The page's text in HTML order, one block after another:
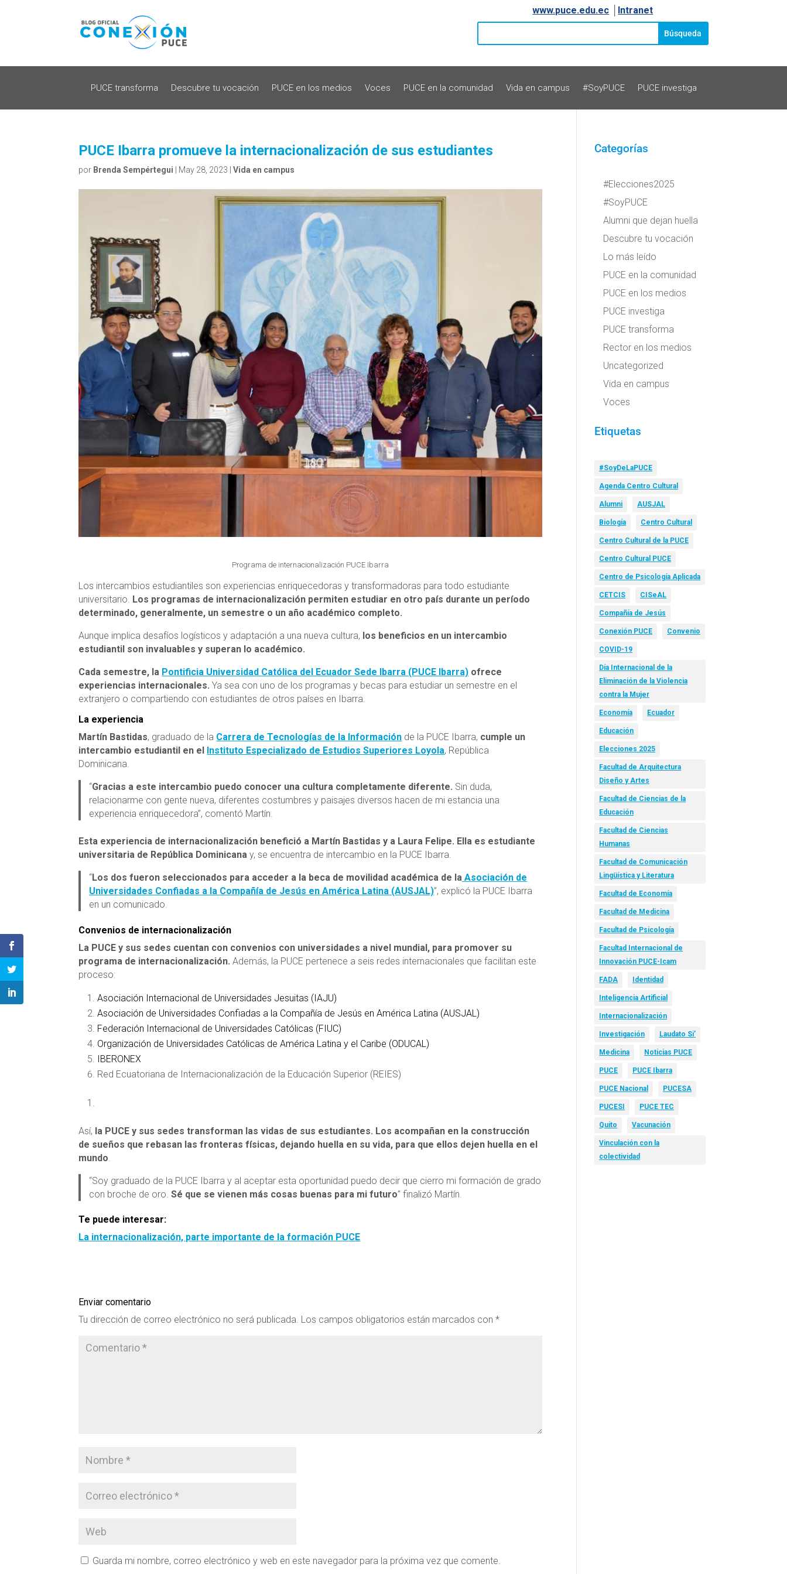
www.puce.edu.ec Intranet
PUCE transforma Descubre tu vocación PUCE en los medios Voces PUCE en la comunidad Vida en campus #SoyPUCE PUCE investiga
PUCE Ibarra promueve la internacionalización de sus estudiantes
por Brenda Sempértegui May 28, 2023 |Vida en campus
Programa de internacionalización PUCE Ibarra
Los intercambios estudiantiles son experiencias enriquecedoras y transformadoras para todo estudiante
universitario. Los programas de internacionalización permiten estudiar en otro país durante un período
determinado, generalmente, un semestre o un año académico completo.
Aunque implica desafíos logísticos y adaptación a una nueva cultura, los beneficios en un intercambio
estudiantil son invaluables y superan lo académico.
Cada semestre, la Pontificia Universidad Católica del Ecuador Sede Ibarra (PUCE Ibarra) ofrece
experiencias internacionales.Ya sea con uno de los programas y becas para estudiar un semestre en el
extranjero o compartiendo con estudiantes de otros países en Ibarra.
La experiencia
Martín Bastidas, graduado de la Carrera de Tecnologías de la Información de la PUCE Ibarra, cumple un
intercambio estudiantil en el Instituto Especializado de Estudios Superiores Loyola, República
Dominicana.
“Gracias a este intercambio puedo conocer una cultura completamente diferente. Sin duda,
relacionarme con gente nueva, diferentes costumbres y paisajes diversos hacen de mi estancia una
experiencia enriquecedora”, comentó Martín.
Esta experiencia de internacionalización benefició a Martín Bastidas y a Laura Felipe. Ella es estudiante
universitaria de República Dominicana y, se encuentra de intercambio en la PUCE Ibarra.
“Los dos fueron seleccionados para acceder a la beca de movilidad académica de laAsociación de
Universidades Confiadas a la Compañía de Jesús en América Latina (AUSJAL)”, explicó la PUCE Ibarra
en un comunicado.
Convenios de internacionalización
La PUCE y sus sedes cuentan con convenios con universidades a nivel mundial, para promover su
programa de internacionalización. Además, la PUCE pertenece a seis redes internacionales que facilitan este
proceso:
Asociación Internacional de Universidades Jesuitas (IAJU)
Asociación de Universidades Confiadas a la Compañía de Jesús en América Latina (AUSJAL)
Federación Internacional de Universidades Católicas (FIUC)
Organización de Universidades Católicas de América Latina y el Caribe (ODUCAL)
IBERONEX
Red Ecuatoriana de Internacionalización de la Educación Superior (REIES)
Así, la PUCE y sus sedes transforman las vidas de sus estudiantes. Los acompañan en la construcción
de sueños que rebasan las fronteras físicas, dejando huella en su vida, para que ellos dejen huella en el
mundo.
“Soy graduado de la PUCE Ibarra y al aceptar esta oportunidad puedo decir que cierro mi formación de grado
con broche de oro. Sé que se vienen más cosas buenas para mi futuro” finalizó Martín.
Te puede interesar:
La internacionalización, parte importante de la formación PUCE
Enviar comentario
Tu dirección de correo electrónico no será publicada. Los campos obligatorios están marcados con*
Guarda mi nombre, correo electrónico y web en este navegador para la próxima vez que comente.
Categorías
#Elecciones2025
#SoyPUCE
Alumni que dejan huella
Descubre tu vocación
Lo más leído
PUCE en la comunidad
PUCE en los medios
PUCE investiga
PUCE transforma
Rector en los medios
Uncategorized
Vida en campus
Voces
Etiquetas
#SoyDeLaPUCE
Agenda Centro Cultural
Alumni AUSJAL
Biología Centro Cultural
Centro Cultural de la PUCE
Centro Cultural PUCE
Centro de Psicología Aplicada
CETCIS CISeAL
Compañía de Jesús
Conexión PUCE Convenio
COVID-19
Día Internacional de la
Eliminación de la Violencia
contra la Mujer
Economía Ecuador
Educación
Elecciones 2025
Facultad de Arquitectura
Diseño y Artes
Facultad de Ciencias de la
Educación
Facultad de Ciencias
Humanas
Facultad de Comunicación
Lingüística y Literatura
Facultad de Economía
Facultad de Medicina
Facultad de Psicología
Facultad Internacional de
Innovación PUCE-Icam
FADA Identidad
Inteligencia Artificial
Internacionalización
Investigación Laudato Si’
Medicina Noticias PUCE
PUCE PUCE Ibarra
PUCE Nacional PUCESA
PUCESI PUCE TEC
Quito Vacunación
Vinculación con la
colectividad